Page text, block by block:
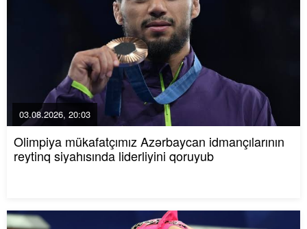
03.08.2026, 20:03
Olimpiya mükafatçımız Azərbaycan idmançılarının
reytinq siyahısında liderliyini qoruyub